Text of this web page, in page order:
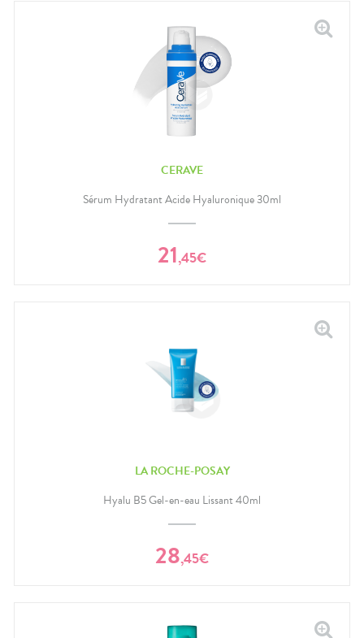
CERAVE
Sérum Hydratant Acide Hyaluronique 30ml
21,45€
LA ROCHE-POSAY
Hyalu B5 Gel-en-eau Lissant 40ml
28,45€